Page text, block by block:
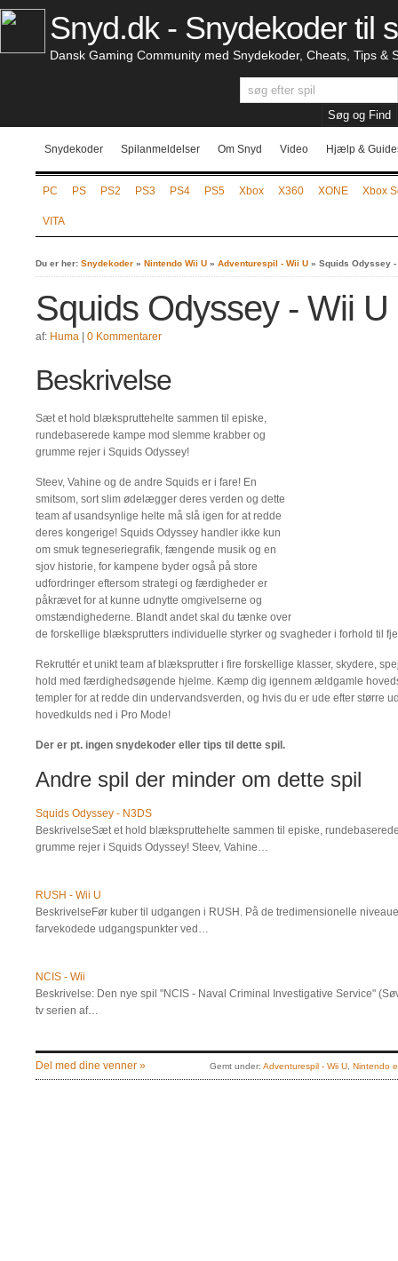
Snyd.dk - Snydekoder til
Dansk Gaming Community med Snydekoder, Cheats, Tips &
Snydekoder Spilanmeldelser Om Snyd Video Hjælp &
PC PS PS2 PS3 PS4 PS5 Xbox X360 XONE Xbox
VITA
Du er her: Snydekoder » Nintendo Wii U » Adventurespil - Wii U » Squids Odyssey -
Squids Odyssey - Wii U
af: Huma 0 Kommentarer
Beskrivelse
Sæt et hold blækspruttehelte sammen til episke,
rundebaserede kampe mod slemme krabber og
grumme rejer i Squids Odyssey!
Steev, Vahine og de andre Squids er i fare! En
smitsom, sort slim ødelægger deres verden og dette
team af usandsynlige helte må slå igen for at redde
deres kongerige! Squids Odyssey handler ikke kun
om smuk tegneseriegrafik, fængende musik og en
sjov historie, for kampene byder også på store
udfordringer eftersom strategi og færdigheder er
påkrævet for at kunne udnytte omgivelserne og
omstændighederne. Blandt andet skal du tænke over
de forskellige blæksprutters individuelle styrker og svagheder i forhold til
Rekruttér et unikt team af blæksprutter i fire forskellige klasser, skydere,
hold med færdighedsøgende hjelme. Kæmp dig igennem ældgamle
templer for at redde din undervandsverden, og hvis du er ude efter større
hovedkulds ned i Pro Mode!
Der er pt. ingen snydekoder eller tips til dette spil.
Andre spil der minder om dette spil
Squids Odyssey - N3DS
BeskrivelseSæt et hold blækspruttehelte sammen til episke,
grumme rejer i Squids Odyssey! Steev, Vahine…
RUSH - Wii U
BeskrivelseFør kuber til udgangen i RUSH. På de tredimensionelle
farvekodede udgangspunkter ved…
NCIS - Wii
Beskrivelse: Den nye spil "NCIS - Naval Criminal Investigative Service"
tv serien af…
Del med dine venner » Gemt under: Adventurespil - Wii U Nintendo